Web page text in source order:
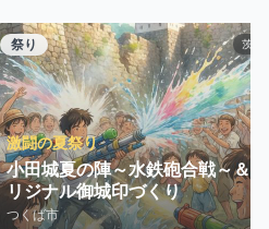
祭り 茨城県
激闘の夏祭り
小田城夏の陣～水鉄砲合戦～＆オ
リジナル御城印づくり
つくば市